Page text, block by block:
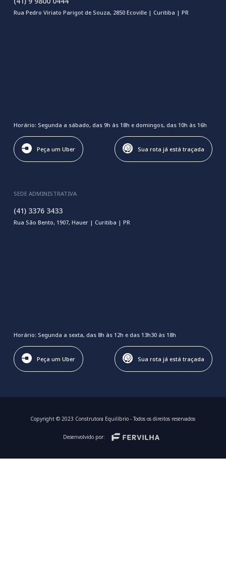
Rua Pedro Viriato Parigot de Souza, 2850 Ecoville | Curitiba | PR
Horário: Segunda a sábado, das 9h às 18h e domingos, das 10h às 16h
Peça um Uber Sua rota já está traçada
SEDE ADMINISTRATIVA
(41) 3376 3433
Rua São Bento, 1907, Hauer | Curitiba | PR
Horário: Segunda a sexta, das 8h às 12h e das 13h30 às 18h
Peça um Uber Sua rota já está traçada
Copyright © 2023 Construtora Equilíbrio - Todos os direitos reservados
Desenvolvido por: